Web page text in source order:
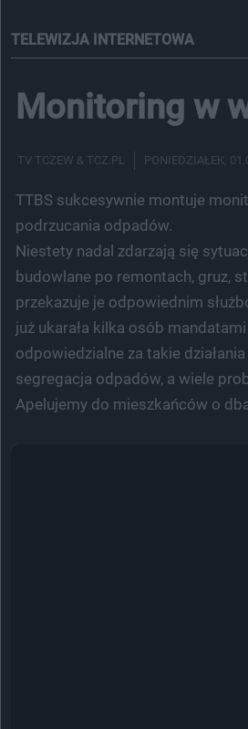
TELEWIZJA INTERNETOWA
Monitoring w
TV TCZEW & TCZ.PL PONIEDZIAŁEK ,
TTBS sukcesywnie montuje
podrzucania odpadów.
Niestety nadal zdarzają się
budowlane po remontach, gruz,
przekazuje je odpowiednim
już ukarała kilka osób
odpowiedzialne za takie
segregacja odpadów, a wiele
Apelujemy do mieszkańców o